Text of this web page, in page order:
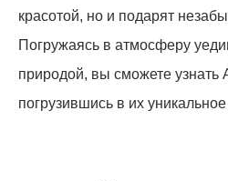
красотой, но и подарят
Погружаясь в атмосферу
природой, вы сможете узнать
погрузившись в их